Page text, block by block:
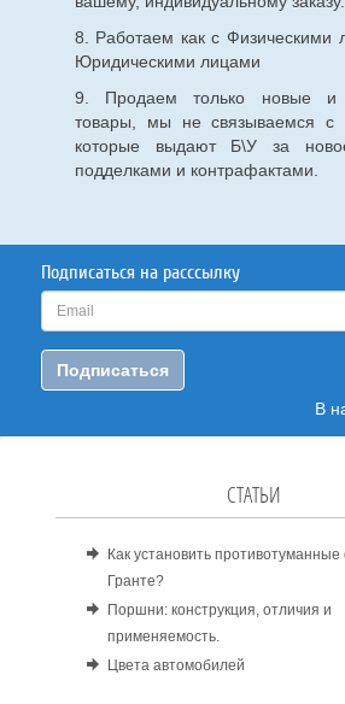
8. Работаем как с Физическими
Юридическими лицами
9. Продаем только новые и
товары, мы не связываемся с
которые выдают Б\У за
подделками и контрафактами.
Подписаться на расссылку
Подписаться
В
СТАТЬИ
Как установить
Гранте?
Поршни: конструкция, отличия и
применяемость.
Цвета автомобилей